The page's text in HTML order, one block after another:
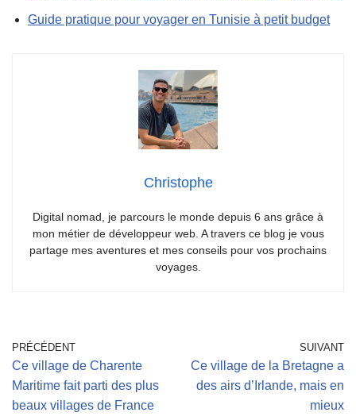
Guide pratique pour voyager en Tunisie à petit budget
Christophe
Digital nomad, je parcours le monde depuis 6 ans grâce à
mon métier de développeur web. A travers ce blog je vous
partage mes aventures et mes conseils pour vos prochains
voyages.
PRÉCÉDENT
Ce village de Charente
Maritime fait parti des plus
beaux villages de France
SUIVANT
Ce village de la Bretagne a
des airs d’Irlande, mais en
mieux